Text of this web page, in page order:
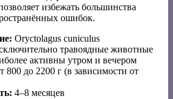
избежать большинства
ошибок.
Oryctolagus cuniculus
травоядные животные
активны утром и вечером
800 до 2200 г (в зависимости от
4–8 месяцев